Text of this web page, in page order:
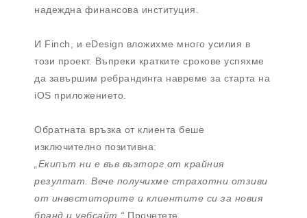
надеждна финансова институция.
И Finch, и eDesign вложихме много усилия в
този проект. Въпреки кратките срокове успяхме
да завършим ребрандинга навреме за старта на
iOS приложението.
Обратната връзка от клиента беше
изключително позитивна:
„Екипът ни е във възторг от крайния
резултат. Вече получихме страхотни отзиви
от инвеститорите и клиентите си за новия
бранд и уебсайт.“ Прочетете